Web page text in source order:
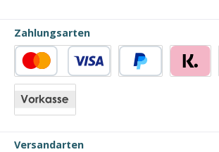
Zahlungsarten
Kredit- oder Debitkarte
Versandarten